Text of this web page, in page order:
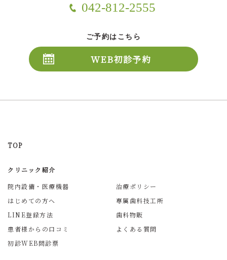
042-812-2555
ご予約はこちら
WEB初診予約
TOP
クリニック紹介
院内設備・医療機器
治療ポリシー
はじめての方へ
専属歯科技工所
LINE登録方法
歯科物販
患者様からの口コミ
よくある質問
初診WEB問診票